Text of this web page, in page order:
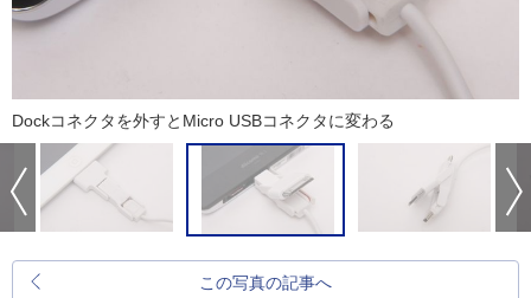
Dockコネクタを外すとMicro USBコネクタに変わる
この写真の記事へ